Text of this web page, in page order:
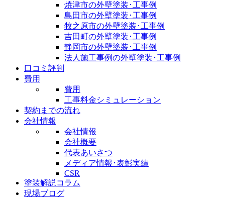
焼津市の外壁塗装･工事例
島田市の外壁塗装･工事例
牧之原市の外壁塗装･工事例
吉田町の外壁塗装･工事例
静岡市の外壁塗装･工事例
法人施工事例の外壁塗装･工事例
口コミ評判
費用
費用
工事料金シミュレーション
契約までの流れ
会社情報
会社情報
会社概要
代表あいさつ
メディア情報･表彰実績
CSR
塗装解説コラム
現場ブログ